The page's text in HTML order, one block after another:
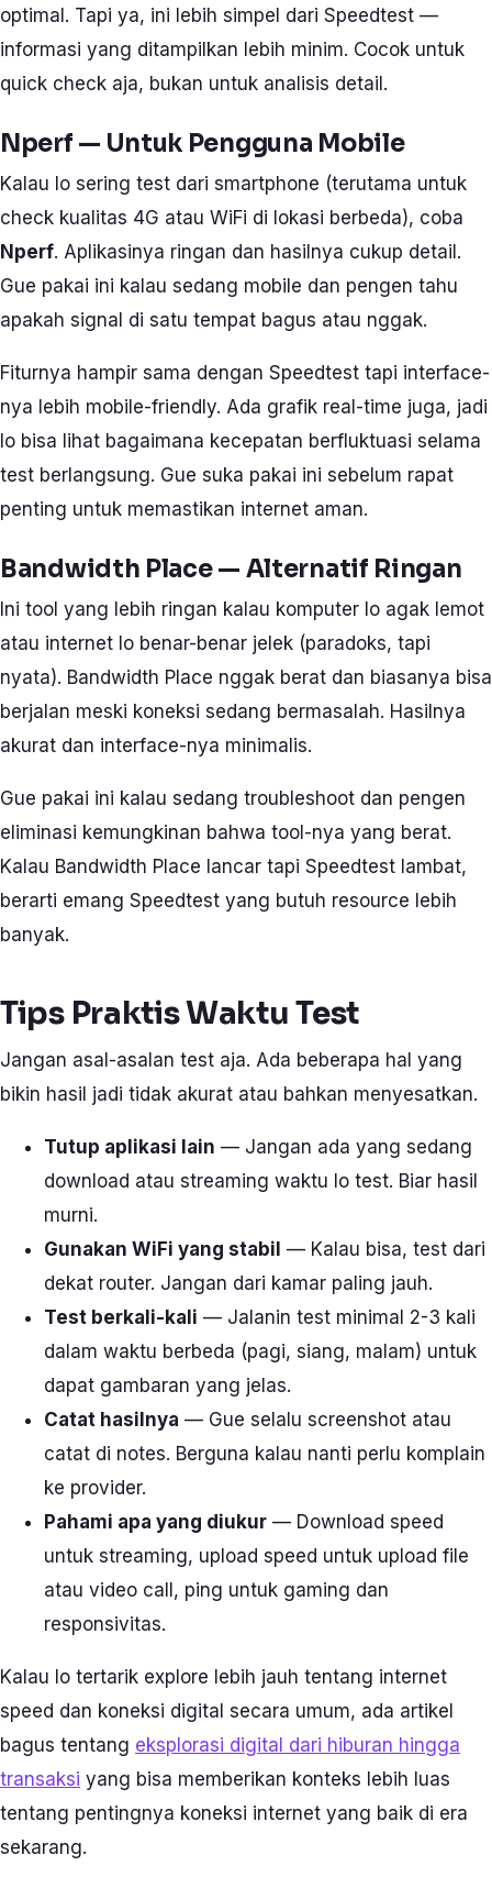
optimal. Tapi ya, ini lebih simpel dari Speedtest —
informasi yang ditampilkan lebih minim. Cocok untuk
quick check aja, bukan untuk analisis detail.
Nperf — Untuk Pengguna Mobile
Kalau lo sering test dari smartphone (terutama untuk
check kualitas 4G atau WiFi di lokasi berbeda), coba
Nperf. Aplikasinya ringan dan hasilnya cukup detail.
Gue pakai ini kalau sedang mobile dan pengen tahu
apakah signal di satu tempat bagus atau nggak.
Fiturnya hampir sama dengan Speedtest tapi interface-
nya lebih mobile-friendly. Ada grafik real-time juga, jadi
lo bisa lihat bagaimana kecepatan berfluktuasi selama
test berlangsung. Gue suka pakai ini sebelum rapat
penting untuk memastikan internet aman.
Bandwidth Place — Alternatif Ringan
Ini tool yang lebih ringan kalau komputer lo agak lemot
atau internet lo benar-benar jelek (paradoks, tapi
nyata). Bandwidth Place nggak berat dan biasanya bisa
berjalan meski koneksi sedang bermasalah. Hasilnya
akurat dan interface-nya minimalis.
Gue pakai ini kalau sedang troubleshoot dan pengen
eliminasi kemungkinan bahwa tool-nya yang berat.
Kalau Bandwidth Place lancar tapi Speedtest lambat,
berarti emang Speedtest yang butuh resource lebih
banyak.
Tips Praktis Waktu Test
Jangan asal-asalan test aja. Ada beberapa hal yang
bikin hasil jadi tidak akurat atau bahkan menyesatkan.
Tutup aplikasi lain — Jangan ada yang sedang
download atau streaming waktu lo test. Biar hasil
murni.
Gunakan WiFi yang stabil — Kalau bisa, test dari
dekat router. Jangan dari kamar paling jauh.
Test berkali-kali — Jalanin test minimal 2-3 kali
dalam waktu berbeda (pagi, siang, malam) untuk
dapat gambaran yang jelas.
Catat hasilnya — Gue selalu screenshot atau
catat di notes. Berguna kalau nanti perlu komplain
ke provider.
Pahami apa yang diukur — Download speed
untuk streaming, upload speed untuk upload file
atau video call, ping untuk gaming dan
responsivitas.
Kalau lo tertarik explore lebih jauh tentang internet
speed dan koneksi digital secara umum, ada artikel
bagus tentang eksplorasi digital dari hiburan hingga
transaksi yang bisa memberikan konteks lebih luas
tentang pentingnya koneksi internet yang baik di era
sekarang.